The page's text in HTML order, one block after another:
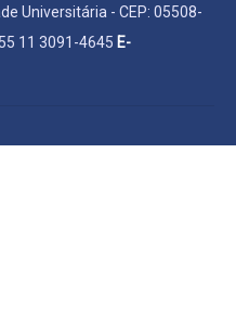
Universitária - CEP: 05508-
55 11 3091-4645 E-